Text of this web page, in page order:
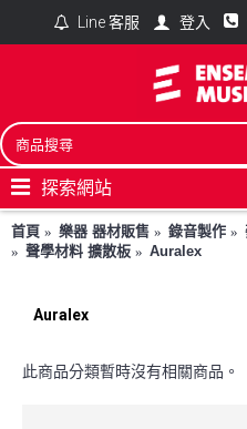
Line 客服 登入
探索網站
首頁 樂器 器材販售 錄音製作
聲學材料 擴散板
Auralex
Auralex
此商品分類暫時沒有相關商品。